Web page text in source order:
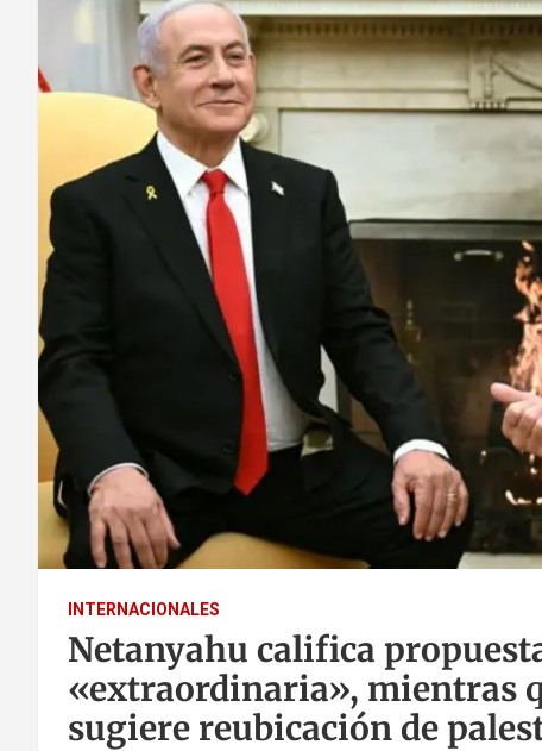
INTERNACIONALES
Netanyahu califica
«extraordinaria», mientras
sugiere reubicación de